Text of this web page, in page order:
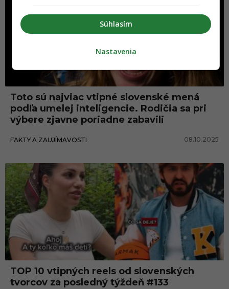
Toto sú najviac vtipné slovenské mená
podľa umelej inteligencie. Rodičia sa pri
výbere zjavne poriadne zabavili
FAKTY A ZAUJÍMAVOSTI 08.10.2025
TOP 10 vtipných reels od slovenských
tvorcov za posledný týždeň #133
Súhlasím
Nastavenia